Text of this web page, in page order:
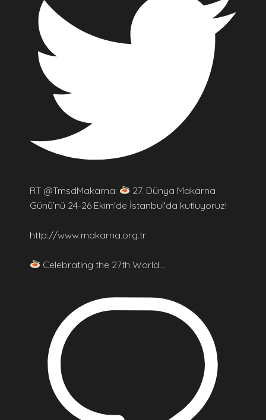
RT @TmsdMakarna:
27. Dünya Makarna
Günü’nü 24-26 Ekim'de İstanbul'da kutluyoruz!
http://www.makarna.org.tr
Celebrating the 27th World…